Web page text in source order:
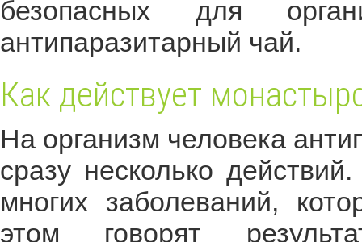
безопасных для
антипаразитарный чай.
Как действует
На организм человека
сразу несколько
многих заболеваний,
этом говорят